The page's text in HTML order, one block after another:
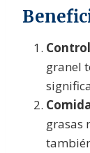
granel
grasas